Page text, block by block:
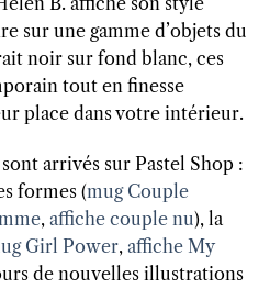
sur une gamme d’objets du
noir sur fond blanc, ces
tout en finesse
place dans votre intérieur.
arrivés sur Pastel Shop :
formes (mug Couple
, affiche couple nu), la
Girl Power, affiche My
de nouvelles illustrations